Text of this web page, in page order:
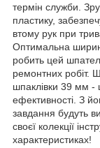
термін служби.
пластику,
втому рук при
Оптимальна
робить цей
ремонтних робіт.
шпаклівки 39 мм -
ефективності. З
завдання будуть
своєї колекції
характеристиках!